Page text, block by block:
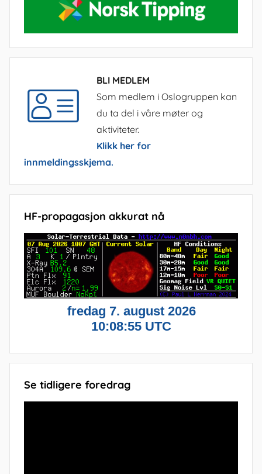
BLI MEDLEM
Som medlem i Oslogruppen kan
du ta del i våre møter og
aktiviteter.
Klikk her for
innmeldingsskjema.
HF-propagasjon akkurat nå
Se tidligere foredrag